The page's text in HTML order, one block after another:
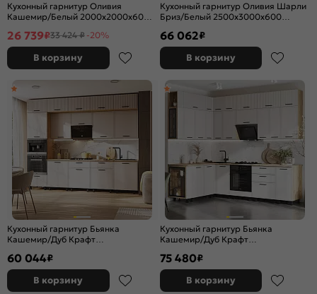
Кухонный гарнитур Оливия
Кашемир/Белый 2000x2000x600
26 739₽33 424 ₽ -20%
В корзину
Кухонный гарнитур Оливия Шарли
Бриз/Белый 2500x3000x600
66 062₽
В корзину
Кухонный гарнитур Бьянка
Кашемир/Дуб Крафт
60 044₽
В корзину
Кухонный гарнитур Бьянка
Кашемир/Дуб Крафт
75 480₽
В корзину